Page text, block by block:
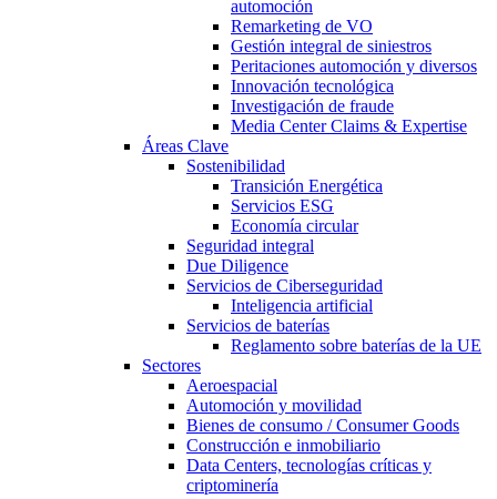
automoción
Remarketing de VO
Gestión integral de siniestros
Peritaciones automoción y diversos
Innovación tecnológica
Investigación de fraude
Media Center Claims & Expertise
Áreas Clave
Sostenibilidad
Transición Energética
Servicios ESG
Economía circular
Seguridad integral
Due Diligence
Servicios de Ciberseguridad
Inteligencia artificial
Servicios de baterías
Reglamento sobre baterías de la UE
Sectores
Aeroespacial
Automoción y movilidad
Bienes de consumo / Consumer Goods
Construcción e inmobiliario
Data Centers, tecnologías críticas y
criptominería